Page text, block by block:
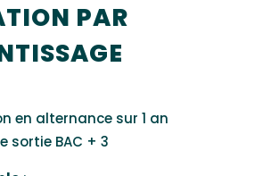
PAR
en alternance sur 1 an
sortie BAC + 3